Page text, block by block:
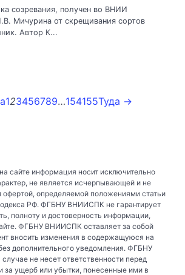
созревания, получен во ВНИИ
Мичурина от скрещивания сортов
Автор К...
123456789…154155Туда →
сайте информация носит исключительно
не является исчерпывающей и не
офертой, определяемой положениями статьи
РФ. ФГБНУ ВНИИСПК не гарантирует
полноту и достоверность информации,
ФГБНУ ВНИИСПК оставляет за собой
вносить изменения в содержащуюся на
дополнительного уведомления. ФГБНУ
не несет ответственности перед
за ущерб или убытки, понесенные ими в